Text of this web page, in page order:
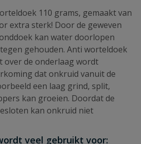
110 grams, gemaakt van
extra sterk! Door de geweven
kan water doorlopen
gehouden. Anti worteldoek
over de onderlaag wordt
dat onkruid vanuit de
een laag grind, split,
kan groeien. Doordat de
kan onkruid niet
veel gebruikt voor: